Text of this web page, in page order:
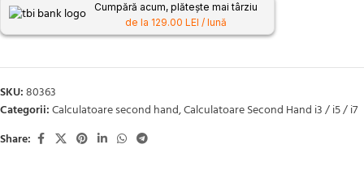
Cumpără acum, plătește mai târziu
de la 129.00 LEI / lună
SKU:80363
Categorii:Calculatoare second hand,Calculatoare Second Hand i3 / i5 / i7
Share: